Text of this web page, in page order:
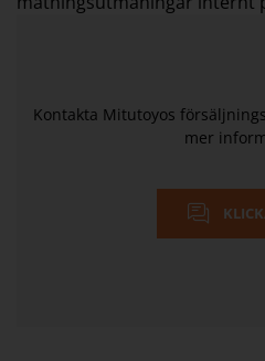
Kontakta Mitutoyos
mer